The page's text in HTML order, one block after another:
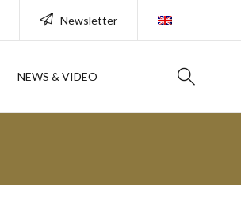
Newsletter
NEWS & VIDEO